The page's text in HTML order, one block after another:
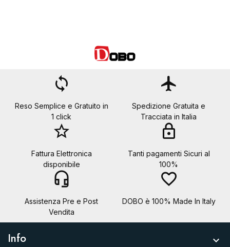
loop
Reso Semplice e Gratuito in
1 click
flight
Spedizione Gratuita e
Tracciata in Italia
star_border
Fattura Elettronica
disponibile
lock
Tanti pagamenti Sicuri al
100%
headset_mic
Assistenza Pre e Post
Vendita
favorite_border
DOBO è 100% Made In Italy
Info 